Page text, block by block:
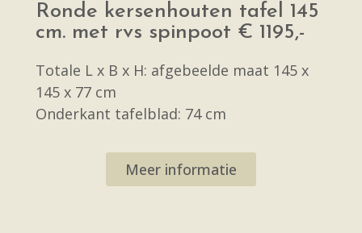
Ronde kersenhouten tafel 145
cm. met rvs spinpoot € 1195,-
Totale L x B x H: afgebeelde maat 145 x
145 x 77 cm
Onderkant tafelblad: 74 cm
Meer informatie